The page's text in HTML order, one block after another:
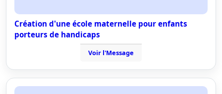
Création d'une école maternelle pour enfants
porteurs de handicaps
Voir l'Message